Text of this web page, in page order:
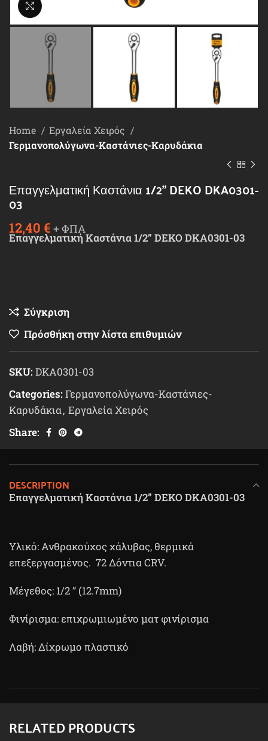
Home
Εργαλεία Χειρός
Γερμανοπολύγωνα-Καστάνιες-Καρυδάκια
Επαγγελματική Καστάνια 1/2” DEKO DKA0301-
03
12,40 € + ΦΠΑ
Επαγγελματική Καστάνια 1/2” DEKO DKA0301-03
Σύγκριση
Πρόσθήκη στην λίστα επιθυμιών
SKU: DKA0301-03
Categories: Γερμανοπολύγωνα-Καστάνιες-
Καρυδάκια, Εργαλεία Χειρός
Share:
DESCRIPTION
Επαγγελματική Καστάνια 1/2” DEKO DKA0301-03
Υλικό: Ανθρακούχος χάλυβας, θερμικά
επεξεργασμένος. 72 Δόντια CRV.
Μέγεθος: 1/2 ” (12.7mm)
Φινίρισμα: επιχρωμιωμένο ματ φινίρισμα
Λαβή: Δίχρωμο πλαστικό
RELATED PRODUCTS